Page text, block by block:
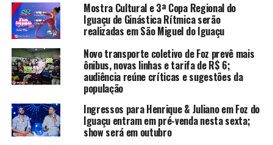
Mostra Cultural e 3ª Copa Regional do
Iguaçu de Ginástica Rítmica serão
realizadas em São Miguel do Iguaçu
Novo transporte coletivo de Foz prevê mais
ônibus, novas linhas e tarifa de R$ 6;
audiência reúne críticas e sugestões da
população
Ingressos para Henrique & Juliano em Foz do
Iguaçu entram em pré-venda nesta sexta;
show será em outubro